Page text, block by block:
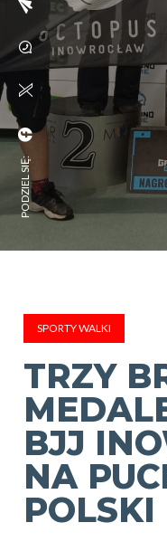
PODZIEL SIĘ:
SPORTY WALKI
TRZY
BJJ
NA
POLSKI